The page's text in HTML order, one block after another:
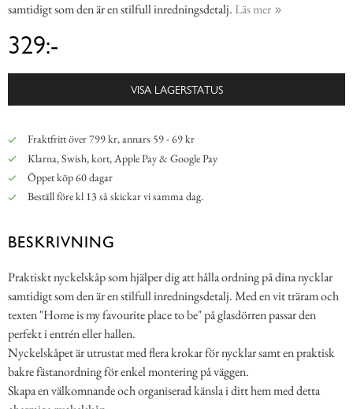
samtidigt som den är en stilfull inredningsdetalj. Läs mer
329:-
VISA LAGERSTATUS
Fraktfritt över 799 kr, annars 59 - 69 kr
Klarna, Swish, kort, Apple Pay & Google Pay
Öppet köp 60 dagar
Beställ före kl 13 så skickar vi samma dag.
BESKRIVNING
Praktiskt nyckelskåp som hjälper dig att hålla ordning på dina nycklar
samtidigt som den är en stilfull inredningsdetalj. Med en vit träram och
texten "Home is my favourite place to be" på glasdörren passar den
perfekt i entrén eller hallen.
Nyckelskåpet är utrustat med flera krokar för nycklar samt en praktisk
bakre fästanordning för enkel montering på väggen.
Skapa en välkomnande och organiserad känsla i ditt hem med detta